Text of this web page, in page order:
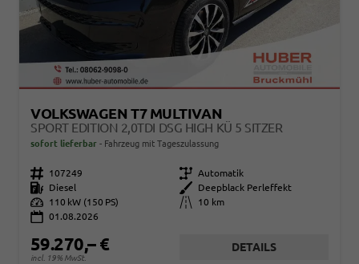
VOLKSWAGEN T7 MULTIVAN
SPORT EDITION 2,0TDI DSG HIGH KÜ 5 SITZER
sofort lieferbar Fahrzeug mit Tageszulassung
Fahrzeugnr. 107249 Getriebe Automatik
Kraftstoff
Diesel Außenfarbe
Deepblack Perleffekt
Leistung
110 kW (150 PS) Kilometerstand
10 km
01.08.2026
59.270,– €
incl. 19% MwSt.
DETAILS